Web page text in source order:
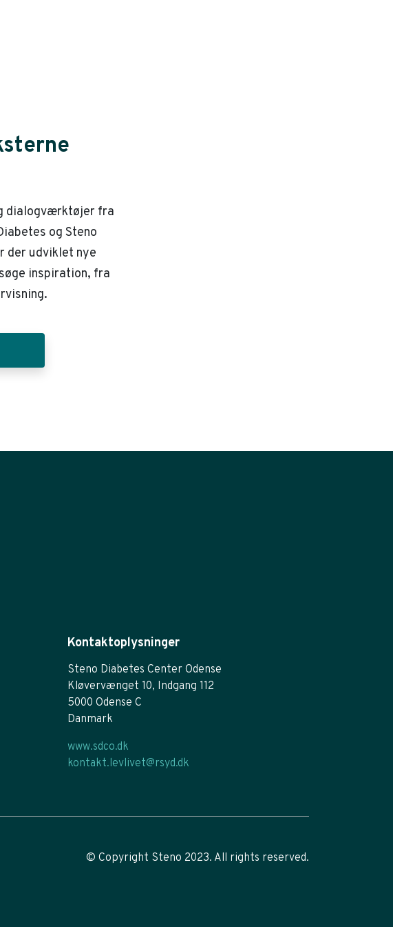
dialogværktøjer fra
og Steno
der udviklet nye
inspiration, fra
Kontaktoplysninger
Steno Diabetes Center Odense
Kløvervænget 10, Indgang 112
5000 Odense C
Danmark
www.sdco.dk
kontakt.levlivet@rsyd.dk
© Copyright Steno 2023. All rights reserved.